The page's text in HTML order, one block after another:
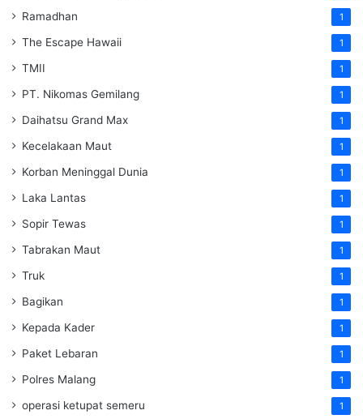
Ramadhan 1
The Escape Hawaii 1
TMII 1
PT. Nikomas Gemilang 1
Daihatsu Grand Max 1
Kecelakaan Maut 1
Korban Meninggal Dunia 1
Laka Lantas 1
Sopir Tewas 1
Tabrakan Maut 1
Truk 1
Bagikan 1
Kepada Kader 1
Paket Lebaran 1
Polres Malang 1
operasi ketupat semeru 1